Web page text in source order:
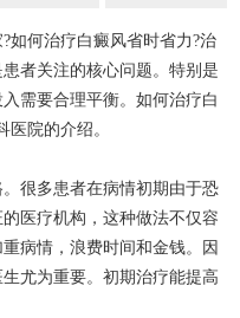
如何治疗白癜风省时省力?治
者关注的核心问题。特别是
需要合理平衡。如何治疗白
院的介绍。
很多患者在病情初期由于恐
医疗机构，这种做法不仅容
病情，浪费时间和金钱。因
尤为重要。初期治疗能提高